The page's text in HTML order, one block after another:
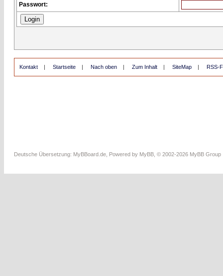
Passwort:
Kontakt | Startseite | Nach oben | Zum Inhalt | SiteMap | RSS-
Deutsche Übersetzung: MyBBoard.de , Powered by MyBB , © 2002-2026 MyBB Group